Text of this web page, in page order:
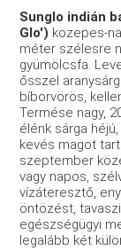
Sunglo indián
Glo') közepes-
méter szélesre
gyümölcsfa.
ősszel
bíborvörös,
Termése nagy,
élénk sárga
kevés magot
szeptember
vagy napos,
vízáteresztő,
öntözést,
egészségügyi
legalább két